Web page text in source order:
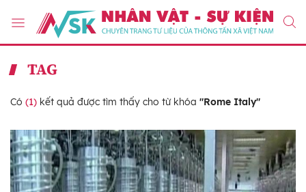
TAG
Có (1) kết quả được tìm thấy cho từ khóa "Rome Italy"